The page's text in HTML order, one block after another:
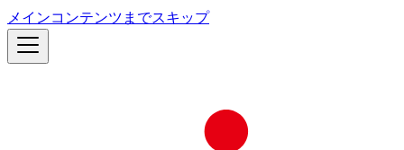
メインコンテンツまでスキップ